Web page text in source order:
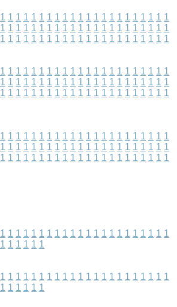
1 1 1 1 1 1 1 1 1 1 1 1 1 1 1 1 1 1 1 1 1 1
1 1 1 1 1 1 1 1 1 1 1 1 1 1 1 1 1 1 1 1 1 1
1 1 1 1 1 1 1 1 1 1 1 1 1 1 1 1 1 1 1 1 1 1
1 1 1 1 1 1 1 1 1 1 1 1 1 1 1 1 1 1 1 1 1 1
1 1 1 1 1 1 1 1 1 1 1 1 1 1 1 1 1 1 1 1 1 1
1 1 1 1 1 1 1 1 1 1 1 1 1 1 1 1 1 1 1 1 1 1
1 1 1 1 1 1 1 1 1 1 1 1 1 1 1 1 1 1 1 1 1 1
1 1 1 1 1 1 1 1 1 1 1 1 1 1 1 1 1 1 1 1 1 1
1 1 1 1 1 1 1 1 1 1 1 1 1 1 1 1 1 1 1 1 1 1
1 1 1 1 1 1 1 1 1 1 1 1 1 1 1 1 1 1 1 1 1 1
1 1 1 1 1 1
1 1 1 1 1 1 1 1 1 1 1 1 1 1 1 1 1 1 1 1 1 1
1 1 1 1 1 1